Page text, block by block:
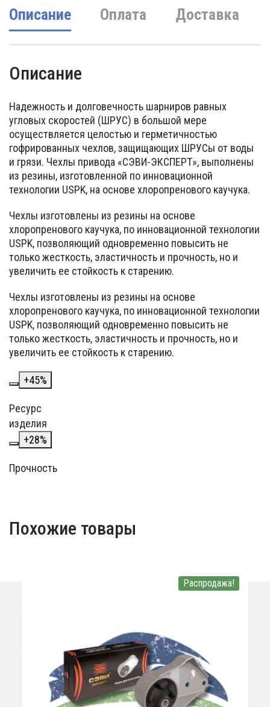
Описание Оплата Доставка
Описание
Надежность и долговечность шарниров равных
угловых скоростей (ШРУС) в большой мере
осуществляется целостью и герметичностью
гофрированных чехлов, защищающих ШРУСы от воды
и грязи. Чехлы привода «СЭВИ-ЭКСПЕРТ», выполнены
из резины, изготовленной по инновационной
технологии USPK, на основе хлоропренового каучука.
Чехлы изготовлены из резины на основе
хлоропренового каучука, по инновационной технологии
USPK, позволяющий одновременно повысить не
только жесткость, эластичность и прочность, но и
увеличить ее стойкость к старению.
Чехлы изготовлены из резины на основе
хлоропренового каучука, по инновационной технологии
USPK, позволяющий одновременно повысить не
только жесткость, эластичность и прочность, но и
увеличить ее стойкость к старению.
+45%
Ресурс
изделия
+28%
Прочность
Похожие товары
Распродажа!